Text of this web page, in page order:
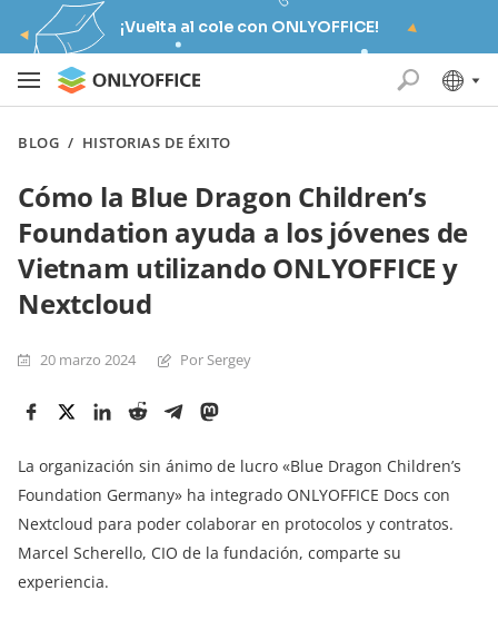
¡Vuelta al cole con ONLYOFFICE!
BLOG / HISTORIAS DE ÉXITO
Cómo la Blue Dragon Children’s
Foundation ayuda a los jóvenes de
Vietnam utilizando ONLYOFFICE y
Nextcloud
20 marzo 2024 Por Sergey
La organización sin ánimo de lucro «Blue Dragon Children’s
Foundation Germany» ha integrado ONLYOFFICE Docs con
Nextcloud para poder colaborar en protocolos y contratos.
Marcel Scherello, CIO de la fundación, comparte su
experiencia.